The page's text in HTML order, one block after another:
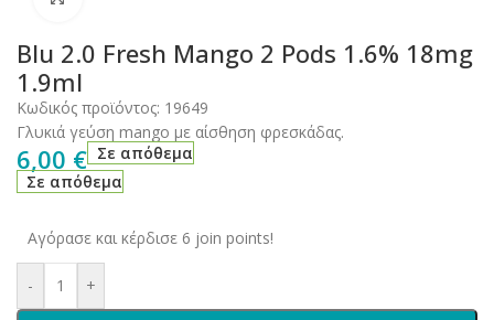
Blu 2.0 Fresh Mango 2 Pods 1.6% 18mg
1.9ml
Κωδικός προϊόντος: 19649
Γλυκιά γεύση mango με αίσθηση φρεσκάδας.
6,00 € Σε απόθεμα
Σε απόθεμα
Αγόρασε και κέρδισε 6 join points!
- +